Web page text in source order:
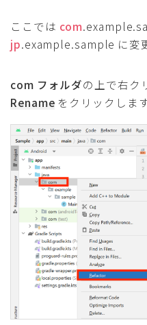
ここでは com
jp.example.sample に変
com フォルダの上で右ク
Rename をクリックします